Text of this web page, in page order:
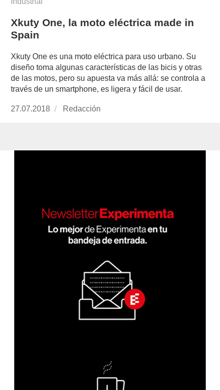
Xkuty One, la moto eléctrica made in
Spain
Xkuty One es una moto eléctrica para uso urbano. Su
diseño toma algunas características de las bicis y otras
de las motos, pero su apuesta va más allá: se controla a
través de un smartphone, es ligera y fácil de usar.
Publicado
27.07.2018 https://www.experimenta.es/author/redaccion/
Redacción